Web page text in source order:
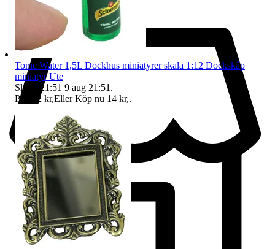
Tonic Water 1,5L Dockhus miniatyrer skala 1:12 Dockskåp
miniatyr Ute
Sluttid
21:51 9 aug 21:51 .
Pris:
12 kr,Eller Köp nu 14 kr,.